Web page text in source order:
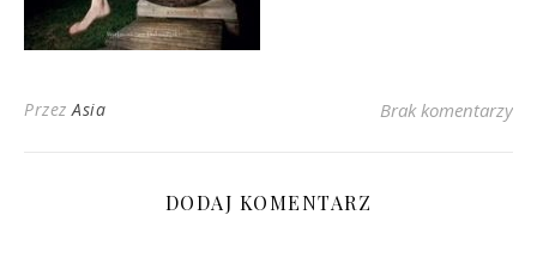
PrzezAsia Brak komentarzy
DODAJ KOMENTARZ